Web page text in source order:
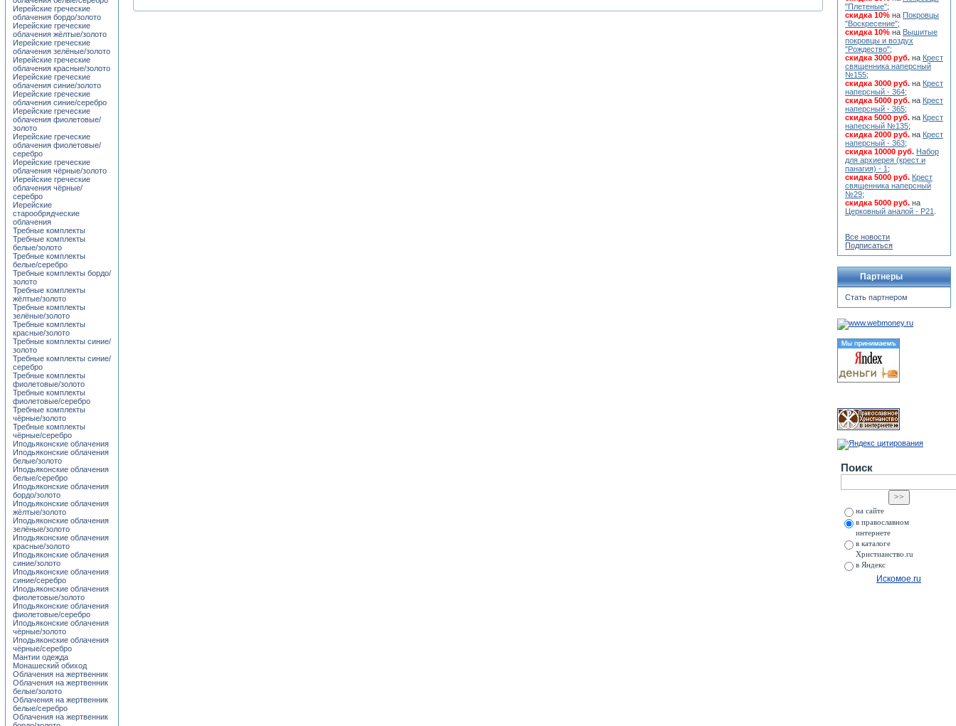
Иерейские греческие
облачения бордо/золото
Иерейские греческие
облачения жёлтые/золото
Иерейские греческие
облачения зелёные/золото
Иерейские греческие
облачения красные/золото
Иерейские греческие
облачения синие/золото
Иерейские греческие
облачения синие/серебро
Иерейские греческие
облачения фиолетовые/
золото
Иерейские греческие
облачения фиолетовые/
серебро
Иерейские греческие
облачения чёрные/золото
Иерейские греческие
облачения чёрные/
серебро
Иерейские
старообрядческие
облачения
Требные комплекты
Требные комплекты
белые/золото
Требные комплекты
белые/серебро
Требные комплекты бордо/
золото
Требные комплекты
жёлтые/золото
Требные комплекты
зелёные/золото
Требные комплекты
красные/золото
Требные комплекты синие/
золото
Требные комплекты синие/
серебро
Требные комплекты
фиолетовые/золото
Требные комплекты
фиолетовые/серебро
Требные комплекты
чёрные/золото
Требные комплекты
чёрные/серебро
Иподьяконские облачения
Иподьяконские облачения
белые/золото
Иподьяконские облачения
белые/серебро
Иподьяконские облачения
бордо/золото
Иподьяконские облачения
жёлтые/золото
Иподьяконские облачения
зелёные/золото
Иподьяконские облачения
красные/золото
Иподьяконские облачения
синие/золото
Иподьяконские облачения
синие/серебро
Иподьяконские облачения
фиолетовые/золото
Иподьяконские облачения
фиолетовые/серебро
Иподьяконские облачения
чёрные/золото
Иподьяконские облачения
чёрные/серебро
Мантии одежда
Монашеский обиход
Облачения на жертвенник
Облачения на жертвенник
белые/золото
Облачения на жертвенник
белые/серебро
Облачения на жертвенник
"Плетеные";
скидка 10% на Покровцы
"Воскресение";
скидка 10% на Вышитые
покровцы и воздух
"Рождество";
скидка 3000 руб. на Крест
священника наперсный
№155;
скидка 3000 руб. на Крест
наперсный - 364;
скидка 5000 руб. на Крест
наперсный - 365;
скидка 5000 руб. на Крест
наперсный №135;
скидка 2000 руб. на Крест
наперсный - 363;
скидка 10000 руб. Набор
для архиерея (крест и
панагия) - 1 ;
скидка 5000 руб. Крест
священника наперсный
№29;
скидка 5000 руб. на
Церковный аналой - Р21
Все новости
Подписаться
Партнеры
Стать партнером
Поиск
на сайте
в православном
интернете
в каталоге
Христианство.ru
в Яндекс
Искомое.ru